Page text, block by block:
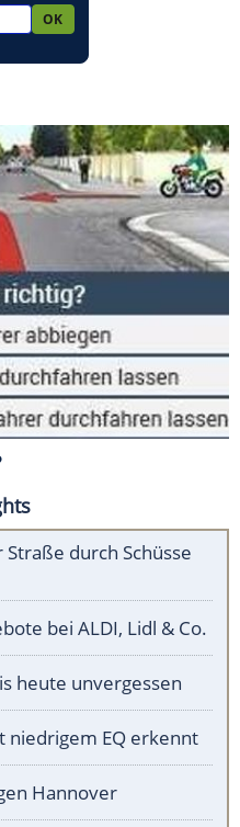
durch Schüsse
bei ALDI, Lidl & Co.
heute unvergessen
niedrigem EQ erkennt
Hannover